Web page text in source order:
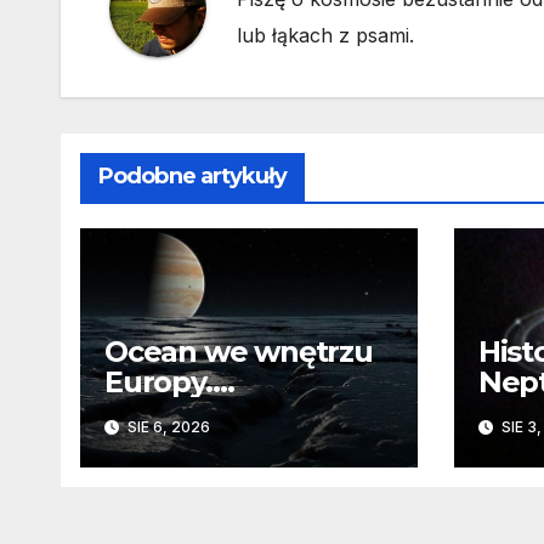
lub łąkach z psami.
Podobne artykuły
Ocean we wnętrzu
Europy.
Odizolowani przez
lodową barierę
SIE 6, 2026 SIE